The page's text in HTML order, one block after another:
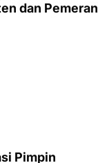
dan Pemeran
Pimpin